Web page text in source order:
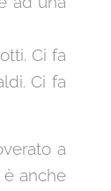
Ci fa
Ci fa
a
anche